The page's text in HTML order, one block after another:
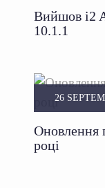
Вийшов i2
10.1.1
Оновлення
році
26